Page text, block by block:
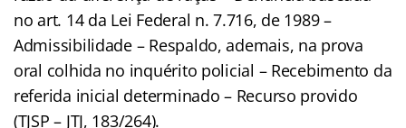
no art. 14 da Lei Federal n. 7.716, de 1989 –
Admissibilidade – Respaldo, ademais, na prova
oral colhida no inquérito policial – Recebimento da
referida inicial determinado – Recurso provido
(TJSP – JTJ, 183/264).